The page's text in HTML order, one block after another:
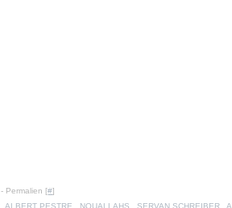
- Permalien [#]
,ALBERT PESTRE NOUALLAHS ,SERVAN SCHREIBER ,